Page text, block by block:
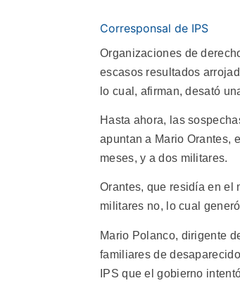
Corresponsal de IPS
Organizaciones de
escasos resultados
lo cual, afirman, desató
Hasta ahora, las
apuntan a Mario Orantes,
meses, y a dos militares.
Orantes, que residía en el
militares no, lo cual
Mario Polanco, dirigente
familiares de
IPS que el gobierno